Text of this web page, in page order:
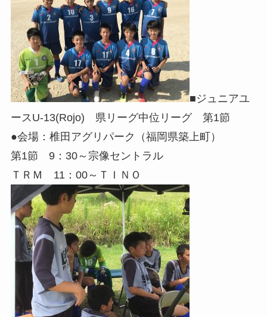
■ジュニアユ
ースU-13(Rojo) 県リーグ中位リーグ 第1節
●会場：椎田アグリパーク（福岡県築上町）
第1節 9：30～宗像セントラル
ＴＲＭ 11：00～ＴＩＮＯ